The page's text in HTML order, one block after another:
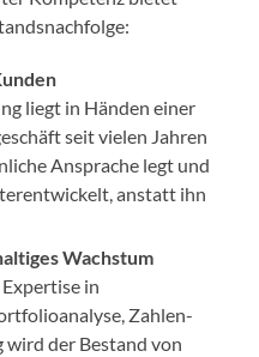
liegt in Händen einer
seit vielen Jahren
Ansprache legt und
anstatt ihn
Wachstum
in
Zahlen-
wird der Bestand von